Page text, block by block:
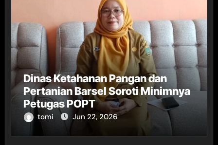
Dinas Ketahanan Pangan dan
Pertanian Barsel Soroti Minimnya
Petugas POPT
tomi Jun 22, 2026